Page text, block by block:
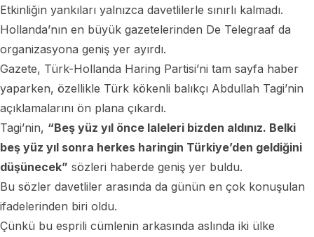
Etkinliğin yankıları yalnızca davetlilerle sınırlı kalmadı.
Hollanda’nın en büyük gazetelerinden De Telegraaf da
organizasyona geniş yer ayırdı.
Gazete, Türk-Hollanda Haring Partisi’ni tam sayfa haber
yaparken, özellikle Türk kökenli balıkçı Abdullah Tagi’nin
açıklamalarını ön plana çıkardı.
Tagi’nin, “Beş yüz yıl önce laleleri bizden aldınız. Belki
beş yüz yıl sonra herkes haringin Türkiye’den geldiğini
düşünecek” sözleri haberde geniş yer buldu.
Bu sözler davetliler arasında da günün en çok konuşulan
ifadelerinden biri oldu.
Çünkü bu esprili cümlenin arkasında aslında iki ülke